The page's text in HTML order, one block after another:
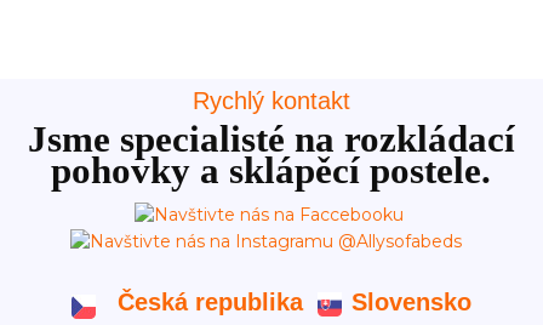
Rychlý kontakt
Jsme specialisté na rozkládací
pohovky a sklápěcí postele.
Česká republika Slovensko